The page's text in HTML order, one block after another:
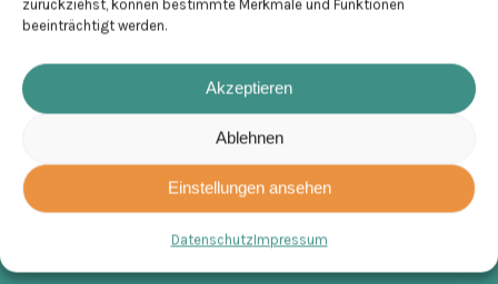
zurückziehst, können bestimmte Merkmale und Funktionen
beeinträchtigt werden.
Akzeptieren
Ablehnen
Einstellungen ansehen
DatenschutzImpressum
Pfeiffer Elektrotechnik GmbH
Dörfl 2 | 84140 Gangkofen